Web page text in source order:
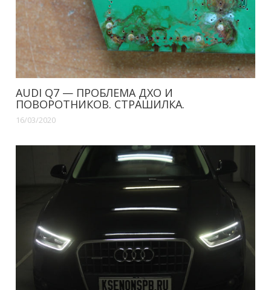
AUDI Q7 — ПРОБЛЕМА ДХО И
ПОВОРОТНИКОВ. СТРАШИЛКА.
16/03/2020